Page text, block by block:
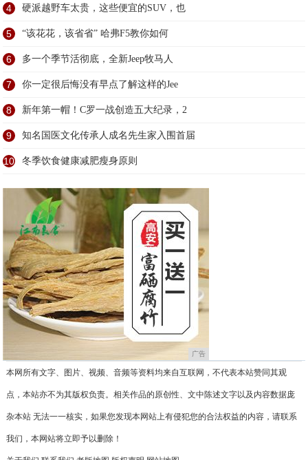
4 硬派越野车太贵，这些便宜的SUV，也
5 “该花花，该省省” 哈弗F5教你如何
6 多一个季节活彻底，全新Jeep牧马人
7 你一定很后悔没有早点了解这样的Jee
8 新年第一帽！C罗一战创造五大纪录，2
9 知名国医文化传承人成名先生家入围首届
10 冬季饮食健康减肥瘦身原则
广告
本网所有文字、图片、视频、音频等资料均来自互联网，不代表本站赞同其观
点，本站亦不为其版权负责。相关作品的原创性、文中陈述文字以及内容数据庞
杂本站 无法一一核实，如果您发现本网站上有侵犯您的合法权益的内容，请联系
我们，本网站将立即予以删除！